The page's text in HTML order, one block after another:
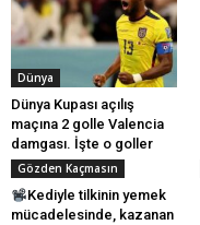
Dünya
Dünya Kupası açılış
maçına 2 golle Valencia
damgası. İşte o goller
Gözden Kaçmasın
Kediyle tilkinin yemek
mücadelesinde, kazanan